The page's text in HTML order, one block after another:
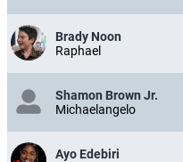
Brady Noon
Raphael
Shamon Brown Jr.
Michaelangelo
Ayo Edebiri